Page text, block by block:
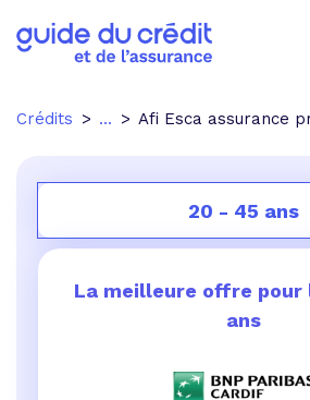
Crédits ... Afi Esca assurance
20 - 45 ans
La meilleure offre pour
ans